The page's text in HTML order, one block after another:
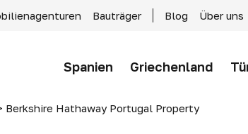
Bauträger Blog Über uns
Spanien Griechenland
Berkshire Hathaway Portugal Property